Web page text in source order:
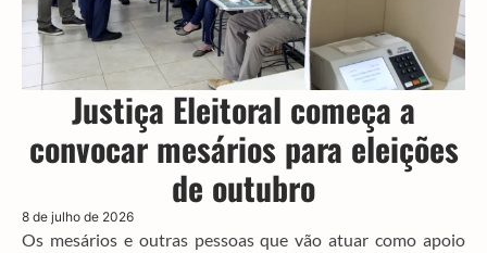
Justiça Eleitoral começa a
convocar mesários para eleições
de outubro
8 de julho de 2026
Os mesários e outras pessoas que vão atuar como apoio